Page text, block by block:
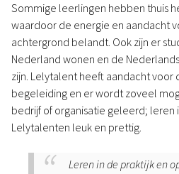
Sommige leerlingen hebben thuis
waardoor de energie en aandacht
achtergrond belandt. Ook zijn er
Nederland wonen en de
zijn. Lelytalent heeft aandacht voor
begeleiding en er wordt zoveel
bedrijf of organisatie geleerd; leren
Lelytalenten leuk en prettig.
Leren in de praktijk en